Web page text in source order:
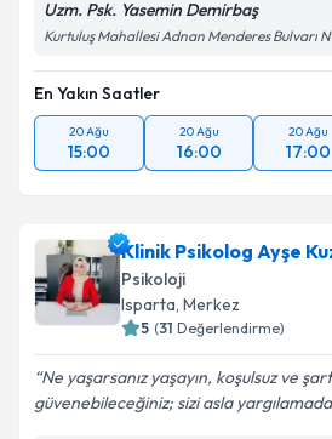
Uzm. Psk. Yasemin Demirbaş
Kurtuluş Mahallesi Adnan Menderes Bulvarı
En Yakın Saatler
20 Ağu
15:00
20 Ağu
16:00
20 Ağu
17:00
Klinik Psikolog Ayşe
Psikoloji
Isparta, Merkez
5 (31 Değerlendirme)
Ne yaşarsanız yaşayın, koşulsuz ve
güvenebileceğiniz; sizi asla